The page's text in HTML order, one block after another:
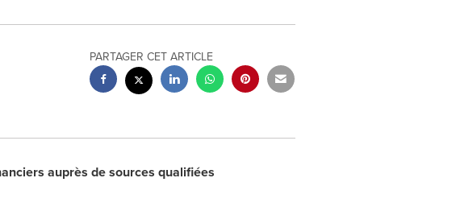
PARTAGER CET ARTICLE
auprès de sources qualifiées